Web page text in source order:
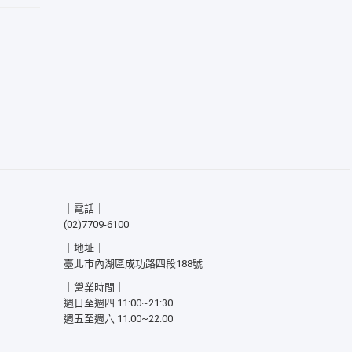
｜電話｜
(02)7709-6100
｜地址｜
臺北市內湖區成功路四段188號
｜營業時間｜
週日至週四 11:00~21:30
週五至週六 11:00~22:00